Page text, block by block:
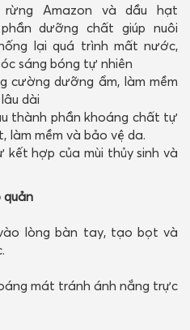
Amazon và dầu hạt
dưỡng chất giúp nuôi
lại quá trình mất nước,
sáng bóng tự nhiên
cường dưỡng ẩm, làm mềm
dài
thành phần khoáng chất tự
làm mềm và bảo vệ da.
hợp của mùi thủy sinh và
quản
lòng bàn tay, tạo bọt và
mát tránh ánh nắng trực